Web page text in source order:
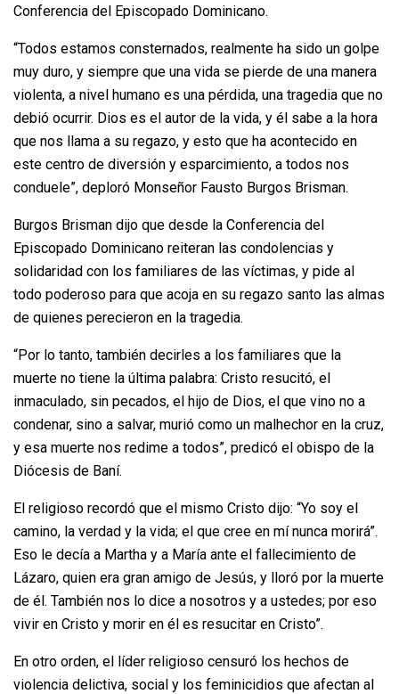
Conferencia del Episcopado Dominicano.
“Todos estamos consternados, realmente ha sido un golpe
muy duro, y siempre que una vida se pierde de una manera
violenta, a nivel humano es una pérdida, una tragedia que no
debió ocurrir. Dios es el autor de la vida, y él sabe a la hora
que nos llama a su regazo, y esto que ha acontecido en
este centro de diversión y esparcimiento, a todos nos
conduele”, deploró Monseñor Fausto Burgos Brisman.
Burgos Brisman dijo que desde la Conferencia del
Episcopado Dominicano reiteran las condolencias y
solidaridad con los familiares de las víctimas, y pide al
todo poderoso para que acoja en su regazo santo las almas
de quienes perecieron en la tragedia.
“Por lo tanto, también decirles a los familiares que la
muerte no tiene la última palabra: Cristo resucitó, el
inmaculado, sin pecados, el hijo de Dios, el que vino no a
condenar, sino a salvar, murió como un malhechor en la cruz,
y esa muerte nos redime a todos”, predicó el obispo de la
Diócesis de Baní.
El religioso recordó que el mismo Cristo dijo: “Yo soy el
camino, la verdad y la vida; el que cree en mí nunca morirá”.
Eso le decía a Martha y a María ante el fallecimiento de
Lázaro, quien era gran amigo de Jesús, y lloró por la muerte
de él. También nos lo dice a nosotros y a ustedes; por eso
vivir en Cristo y morir en él es resucitar en Cristo”.
En otro orden, el líder religioso censuró los hechos de
violencia delictiva, social y los feminicidios que afectan al